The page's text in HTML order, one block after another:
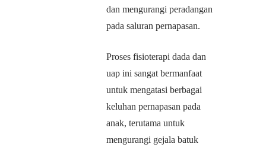
dan mengurangi peradangan
pada saluran pernapasan.
Proses fisioterapi dada dan
uap ini sangat bermanfaat
untuk mengatasi berbagai
keluhan pernapasan pada
anak, terutama untuk
mengurangi gejala batuk